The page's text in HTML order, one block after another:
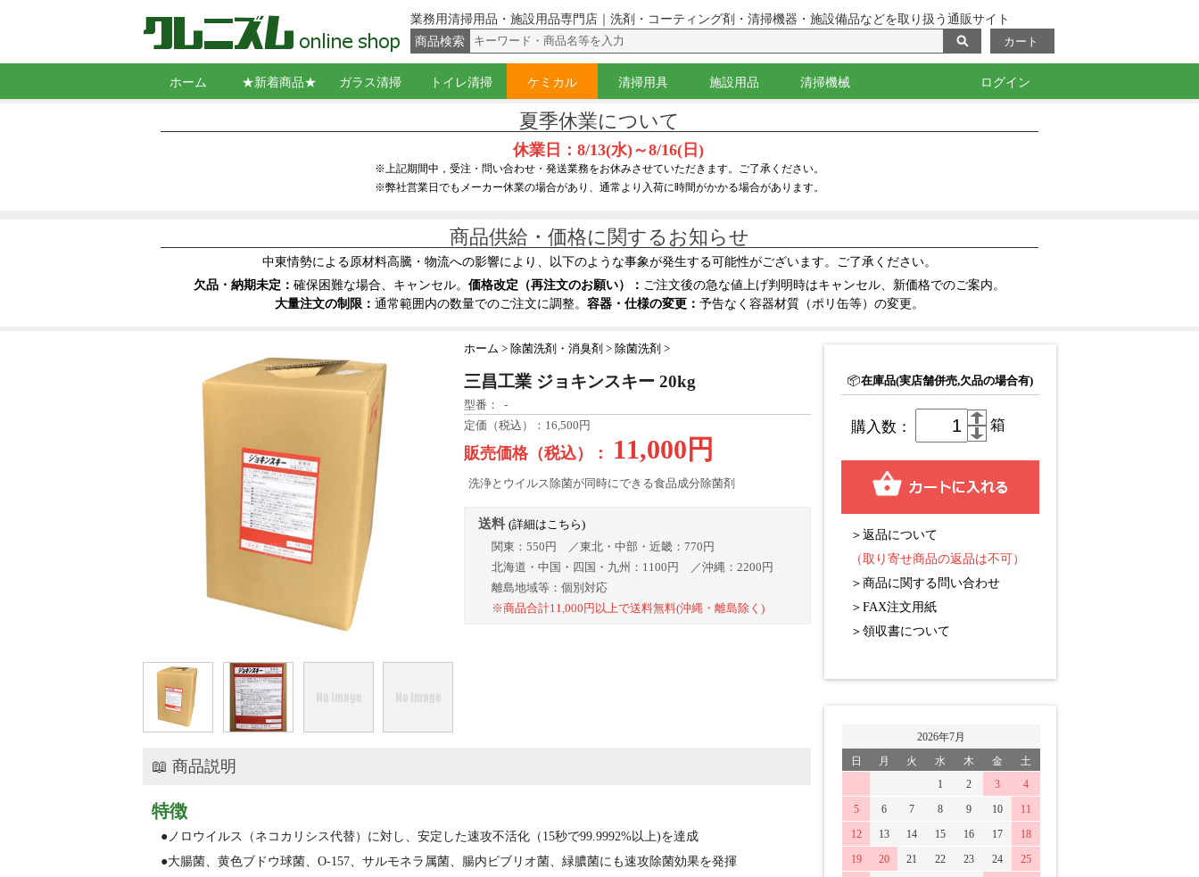
業務用清掃用品・施設用品専門店｜洗剤・コーティング剤・清掃機器・施設備品などを取り扱う通販サイト
商品検索 カート
ホーム ★新着商品★ ガラス清掃 トイレ清掃
トイレ用洗剤・尿石防止剤
トイレ用コーティング剤
黒すじ・水あか落とし
ラバーカップ（すっぽん）
ケミカル
ワックス
光沢復元剤・硬化剤
洗剤
落書き・糊・ガム落とし
除菌洗剤・消臭剤
はくり剤
溶剤(アルコール・シンナー)
サビ取り・研磨剤
コーティング剤
液体固化剤
スキンケア・ハンドソープ
清掃用具
ほうき・ちり取り
ダスター・化学モップ
隅こすり・床清掃ブラシ
ドライヤー(かっぱき)・水取り
水拭きモップ・モップ絞り
ワックスモップ・タンク
ハンドル・柄
刷毛・ホコリ払い
スポンジ・たわし・クロス
スクレーパー・ナイフ・皮スキ
スプレー・ボトル
バケツ・ホース
台車・缶キャリー
テープ・シール
保護具(手袋・マスク等)
施設用品 清掃機械 ログイン
夏季休業について
休業日：8/13(水)～8/16(日)
※上記期間中，受注・問い合わせ・発送業務をお休みさせていただきます。ご了承ください。
※弊社営業日でもメーカー休業の場合があり、通常より入荷に時間がかかる場合があります。
商品供給・価格に関するお知らせ
中東情勢による原材料高騰・物流への影響により、以下のような事象が発生する可能性がございます。ご了承ください。
欠品・納期未定： 確保困難な場合、キャンセル。 価格改定（再注文のお願い）： ご注文後の急な値上げ判明時はキャンセル、新価格でのご案内。
大量注文の制限： 通常範囲内の数量でのご注文に調整。 容器・仕様の変更： 予告なく容器材質（ポリ缶等）の変更。
ホーム 除菌洗剤・消臭剤 除菌洗剤
三昌工業 ジョキンスキー 20kg
型番： -
定価（税込）：16,500円
販売価格（税込）： 11,000円
洗浄とウイルス除菌が同時にできる食品成分除菌剤
送料 (詳細はこちら)
関東：550円 ／東北・中部・近畿：770円
北海道・中国・四国・九州：1100円 ／沖縄：2200円
離島地域等：個別対応
※商品合計11,000円以上で送料無料(沖縄・離島除く)
📖 商品説明
特徴
●ノロウイルス（ネコカリシス代替）に対し、安定した速攻不活化（15秒で99.9992%以上)を達成
●大腸菌、黄色ブドウ球菌、O-157、サルモネラ属菌、腸内ビブリオ菌、緑膿菌にも速攻除菌効果を発揮
📦在庫品(実店舗併売,欠品の場合有)
購入数： 箱
＞返品について
（取り寄せ商品の返品は不可）
＞商品に関する問い合わせ
＞FAX注文用紙
＞領収書について
2026年7月
日
月 火 水 木 金
土
1
2 3
4
5
6 7 8 9 10
11
12
13 14 15 16 17
18
19
20 21 22 23 24
25